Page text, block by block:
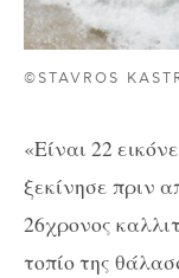
©STAVROS
«Είναι 22
ξεκίνησε πριν
26χρονος
τοπίο της